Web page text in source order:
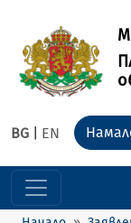
BG EN